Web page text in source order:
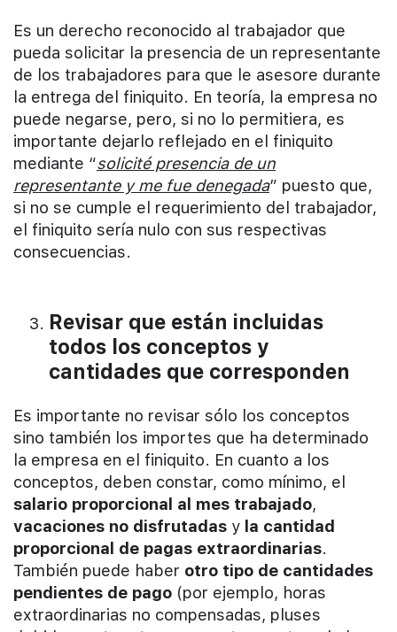
Es un derecho reconocido al trabajador que
pueda solicitar la presencia de un representante
de los trabajadores para que le asesore durante
la entrega del finiquito. En teoría, la empresa no
puede negarse, pero, si no lo permitiera, es
importante dejarlo reflejado en el finiquito
mediante “solicité presencia de un
representante y me fue denegada” puesto que,
si no se cumple el requerimiento del trabajador,
el finiquito sería nulo con sus respectivas
consecuencias.
Revisar que están incluidas
todos los conceptos y
cantidades que corresponden
Es importante no revisar sólo los conceptos
sino también los importes que ha determinado
la empresa en el finiquito. En cuanto a los
conceptos, deben constar, como mínimo, el
salario proporcional al mes trabajado,
vacaciones no disfrutadas y la cantidad
proporcional de pagas extraordinarias.
También puede haber otro tipo de cantidades
pendientes de pago (por ejemplo, horas
extraordinarias no compensadas, pluses